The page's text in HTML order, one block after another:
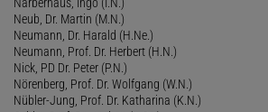
Neub, Dr. Martin (M.N.)
Neumann, Dr. Harald (H.Ne.)
Neumann, Prof. Dr. Herbert (H.N.)
Nick, PD Dr. Peter (P.N.)
Nörenberg, Prof. Dr. Wolfgang (W.N.)
Nübler-Jung, Prof. Dr. Katharina (K.N.)